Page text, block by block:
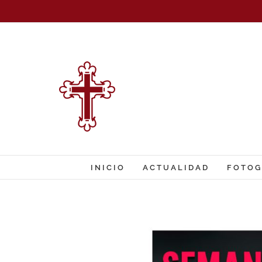
al
INICIO ACTUALIDAD